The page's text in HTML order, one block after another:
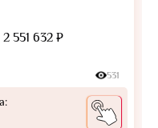
551 632 ₽
531